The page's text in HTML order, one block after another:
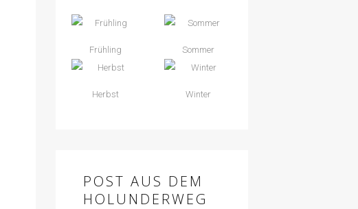
Frühling Sommer
Herbst Winter
POST AUS DEM
HOLUNDERWEG